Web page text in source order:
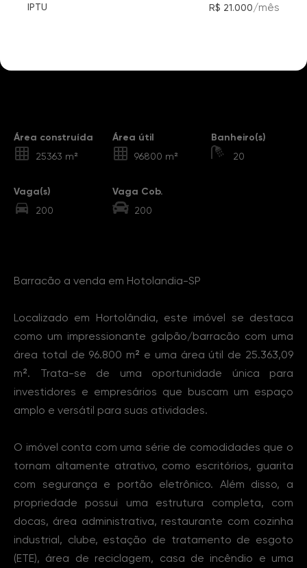
IPTU R$ 21.000/mês
Área construída
25363 m²
Área útil
96800 m²
Banheiro(s)
20
Vaga(s)
200
Vaga Cob.
200
Barracão a venda em Hotolandia-SP
Localizado em Hortolândia, este imóvel se destaca
como um impressionante galpão/barracão com uma
área total de 96.800 m² e uma área útil de 25.363,09
m². Trata-se de uma oportunidade única para
investidores e empresários que buscam um espaço
amplo e versátil para suas atividades.
O imóvel conta com uma série de comodidades que o
tornam altamente atrativo, como escritórios, guarita
com segurança e portão eletrônico. Além disso, a
propriedade possui uma estrutura completa, com
docas, área administrativa, restaurante com cozinha
industrial, clube, estação de tratamento de esgoto
(ETE), área de reciclagem, casa de incêndio e uma